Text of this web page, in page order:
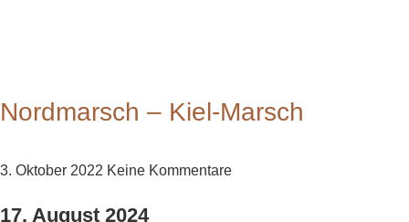
Nordmarsch – Kiel-Marsch
3. Oktober 2022 Keine Kommentare
17. August 2024